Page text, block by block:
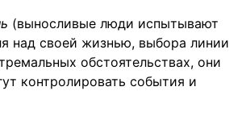
(выносливые люди испытывают
над своей жизнью, выбора линии
обстоятельствах, они
контролировать события и